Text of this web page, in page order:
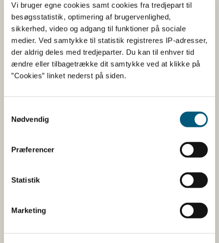
Vi bruger egne cookies samt cookies fra tredjepart til
besøgsstatistik, optimering af brugervenlighed,
sikkerhed, video og adgang til funktioner på sociale
medier. Ved samtykke til statistik registreres IP-adresser,
der aldrig deles med tredjeparter. Du kan til enhver tid
ændre eller tilbagetrække dit samtykke ved at klikke på
”Cookies” linket nederst på siden.
Nødvendig
Præferencer
Statistik
Marketing
Søg kompensation for passiv bevarelse og
sagkyndig bistand
Se tidsplan for afgørelser om erstatning
Vil du klage?
Spørgsmål?
Har du spørgsmål til skemaer, dokumentation
mink@fvst.dk.
Læs mere